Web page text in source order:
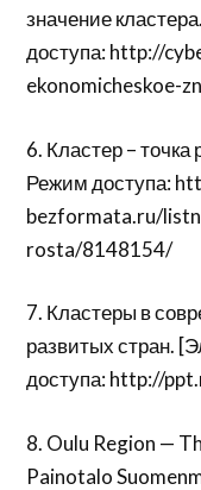
значение
доступа: http://
ekonomicheskoe-
6. Кластер –
Режим доступа:
bezformata.ru/
rosta/8148154/
7. Кластеры в
развитых стран.
доступа: http://
8. Oulu Region —
Painotalo